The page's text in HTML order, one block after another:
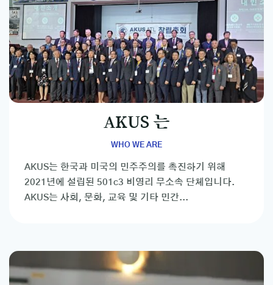
AKUS 는
WHO WE ARE
AKUS는 한국과 미국의 민주주의를 촉진하기 위해
2021년에 설립된 501c3 비영리 무소속 단체입니다.
AKUS는 사회, 문화, 교육 및 기타 민간...